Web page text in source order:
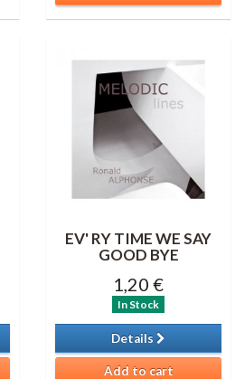
EV' RY TIME WE SAY
GOOD BYE
1,20 €
In Stock
Details
Add to cart